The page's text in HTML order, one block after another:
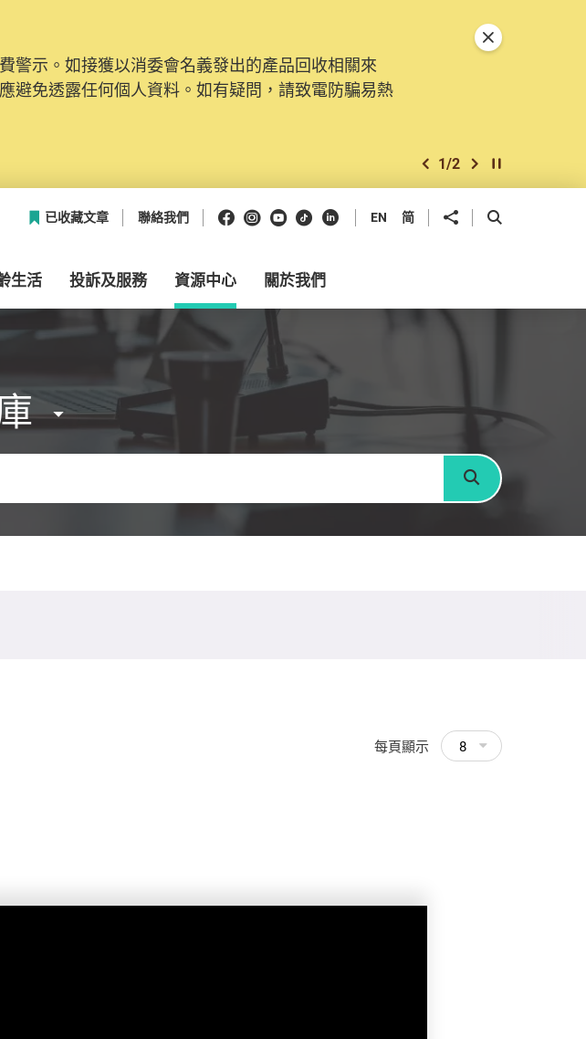
警示。如接獲以消委會名義發出的產品回收相關來
避免透露任何個人資料。如有疑問，請致電防騙易熱
經進行升級及推出新功能。由2025年11月10日起，
）註冊帳戶，才可提交投訴、查詢及建議。所有提交
上一個
2/2 下一個開始/暫停幻燈
關閉特別通告
已收藏文章 聯絡我們 Facebook
Instagram
Youtube
抖音領英 EN 简 分享到 開啟搜尋框
生活 投訴及服務 資源中心 關於我們
搜尋
每頁顯示 8